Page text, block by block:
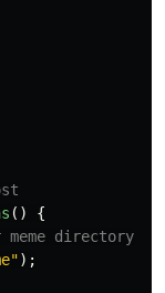
()
{
directory
");